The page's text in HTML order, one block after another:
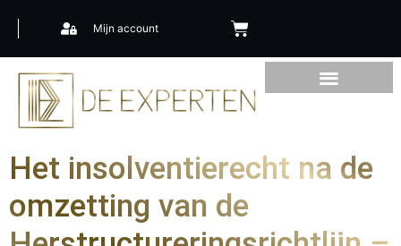
Mijn account
Het insolventierecht na de
omzetting van de